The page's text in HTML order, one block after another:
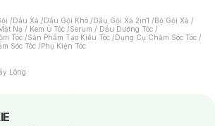
/Dầu Xả /Dầu Gội Khô /Dầu Gội Xả 2in1 /Bộ Gội Xả /
Nạ / Kem Ủ Tóc /Serum / Dầu Dưỡng Tóc /
Tóc /Sản Phẩm Tạo Kiểu Tóc /Dụng Cụ Chăm Sóc Tóc /
Sóc Tóc /Phụ Kiện Tóc
Lông
usage